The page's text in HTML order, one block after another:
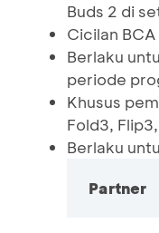
Buds 2 di
Cicilan
Berlaku
periode
Khusus
Fold3,
Berlaku
Partner